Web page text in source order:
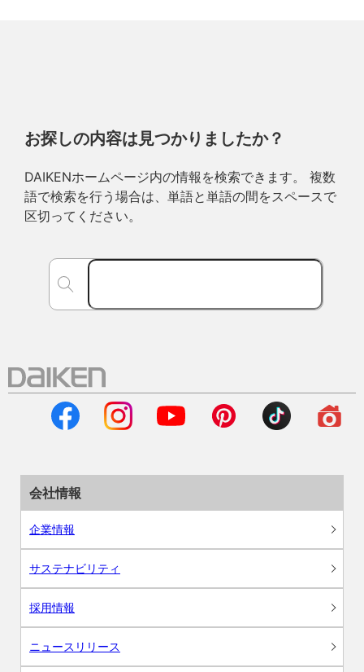
お探しの内容は見つかりましたか？
DAIKENホームページ内の情報を検索できます。 複数
語で検索を行う場合は、単語と単語の間をスペースで
区切ってください。
会社情報
企業情報
サステナビリティ
採用情報
ニュースリリース